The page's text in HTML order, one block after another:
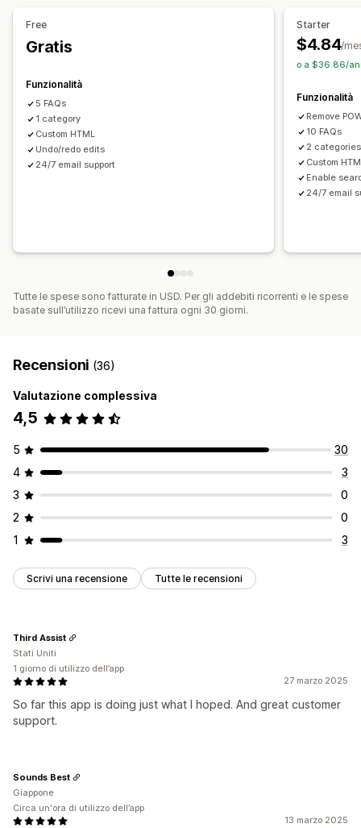
Free
Gratis
Funzionalità
5 FAQs
1 category
Custom HTML
Undo/redo edits
24/7 email support
Starter
$4.84/
o a $36.86/
Funzionalità
Remove
10 FAQs
2 categories
Custom
Enable
24/7 email
Tutte le spese sono fatturate in USD. Per gli addebiti ricorrenti e le spese
basate sull’utilizzo ricevi una fattura ogni 30 giorni.
Recensioni (36)
Valutazione complessiva
4,5
5
30
4
3
3
0
2
0
1
3
Scrivi una recensione Tutte le recensioni
27 marzo 2025
So far this app is doing just what I hoped. And great customer
support.
Third Assist
Stati Uniti
1 giorno di utilizzo dell’app
13 marzo 2025
Sounds Best
Giappone
Circa un'ora di utilizzo dell’app